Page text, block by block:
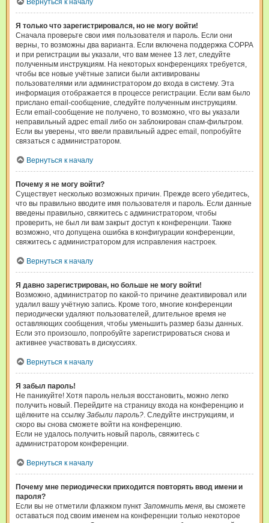
Вернуться к началу
Я только что зарегистрировался, но не могу войти!
Сначала проверьте свои имя пользователя и пароль. Если они
верны, то возможны два варианта. Если включена поддержка COPPA
и при регистрации вы указали, что вам менее 13 лет, следуйте
полученным инструкциям. На некоторых конференциях требуется,
чтобы все новые учётные записи были активированы
пользователями или администратором до входа в систему. Эта
информация отображается в процессе регистрации. Если вам было
прислано email-сообщение, следуйте полученным инструкциям.
Если email-сообщение не получено, то возможно, что вы указали
неправильный адрес email либо он заблокирован спам-фильтром.
Если вы уверены, что ввели правильный адрес email, попробуйте
связаться с администратором.
Вернуться к началу
Почему я не могу войти?
Существует несколько возможных причин. Прежде всего убедитесь,
что вы правильно вводите имя пользователя и пароль. Если данные
введены правильно, свяжитесь с администратором, чтобы
проверить, не был ли вам закрыт доступ к конференции. Также
возможно, что допущена ошибка в конфигурации конференции,
свяжитесь с администратором для исправления настроек.
Вернуться к началу
Я давно зарегистрирован, но больше не могу войти!
Возможно, администратор по какой-то причине деактивировал или
удалил вашу учётную запись. Кроме того, многие конференции
периодически удаляют пользователей, длительное время не
оставляющих сообщения, чтобы уменьшить размер базы данных.
Если это произошло, попробуйте зарегистрироваться снова и
активнее участвовать в дискуссиях.
Вернуться к началу
Я забыл пароль!
Не паникуйте! Хотя пароль нельзя восстановить, можно легко
получить новый. Перейдите на страницу входа на конференцию и
щёлкните на ссылку Забыли пароль?. Следуйте инструкциям, и
скоро вы снова сможете войти на конференцию.
Если не удалось получить новый пароль, свяжитесь с
администратором конференции.
Вернуться к началу
Почему мне периодически приходится повторять ввод имени и
пароля?
Если вы не отметили флажком пункт Запомнить меня, вы сможете
оставаться под своим именем на конференции только некоторое